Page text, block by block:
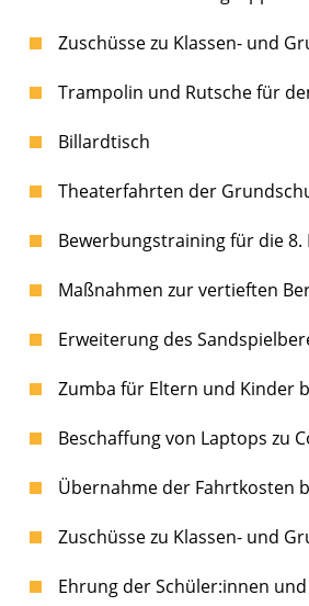
Zuschüsse zu Klassen- und
Trampolin und Rutsche für
Billardtisch
Theaterfahrten der
Bewerbungstraining für die 8.
Maßnahmen zur vertieften
Erweiterung des
Zumba für Eltern und Kinder
Beschaffung von Laptops zu
Übernahme der Fahrtkosten
Zuschüsse zu Klassen- und
Ehrung der Schüler:innen